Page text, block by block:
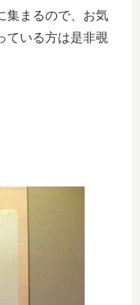
集まるので、お気
ている方は是非覗